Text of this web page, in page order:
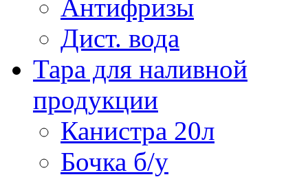
Антифризы
Дист. вода
Тара для наливной
продукции
Канистра 20л
Бочка б/у